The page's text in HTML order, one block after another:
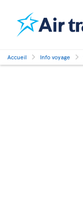
Accueil Info voyage